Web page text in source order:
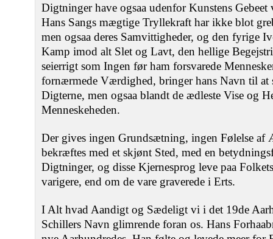
Digtninger have ogsaa udenfor Kunstens
Hans Sangs mægtige Tryllekraft har ikke blot
men ogsaa deres Samvittigheder, og den fyrige
Kamp imod alt Slet og Lavt, den hellige
seierrigt som Ingen før ham forsvarede
fornærmede Værdighed, bringer hans Navn til at
Digterne, men ogsaa blandt de ædleste Vise og
Menneskeheden.
Der gives ingen Grundsætning, ingen Følelse af
bekræftes med et skjønt Sted, med en
Digtninger, og disse Kjernesprog leve paa
varigere, end om de vare graverede i Erts.
I Alt hvad Aandigt og Sædeligt vi i det 19de
Schillers Navn glimrende foran os. Hans